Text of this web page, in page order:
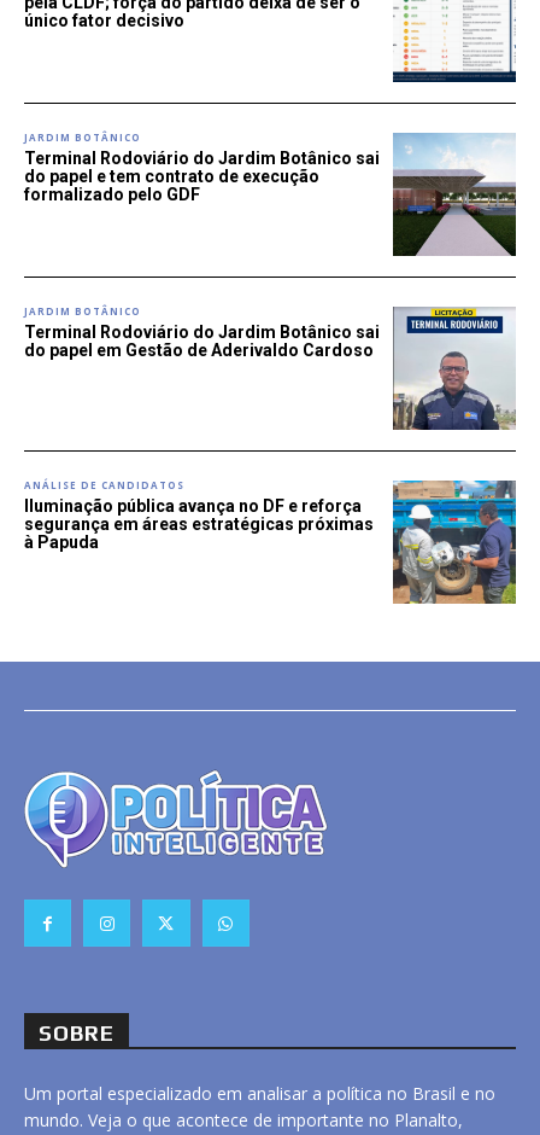
único fator decisivo
JARDIM BOTÂNICO
Terminal Rodoviário do Jardim Botânico sai
do papel e tem contrato de execução
formalizado pelo GDF
JARDIM BOTÂNICO
Terminal Rodoviário do Jardim Botânico sai
do papel em Gestão de Aderivaldo Cardoso
ANÁLISE DE CANDIDATOS
Iluminação pública avança no DF e reforça
segurança em áreas estratégicas próximas
à Papuda
SOBRE
Um portal especializado em analisar a política no Brasil e no
mundo. Veja o que acontece de importante no Planalto,